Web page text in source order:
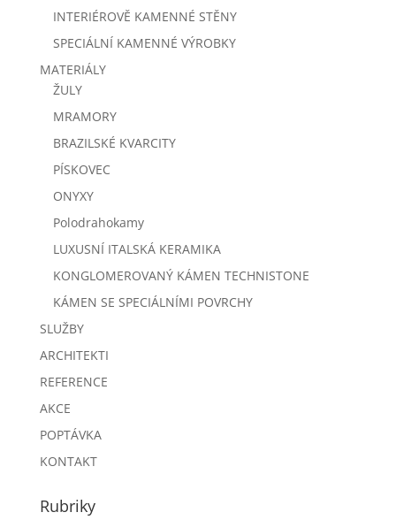
INTERIÉROVĚ KAMENNÉ STĚNY
SPECIÁLNÍ KAMENNÉ VÝROBKY
MATERIÁLY
ŽULY
MRAMORY
BRAZILSKÉ KVARCITY
PÍSKOVEC
ONYXY
Polodrahokamy
LUXUSNÍ ITALSKÁ KERAMIKA
KONGLOMEROVANÝ KÁMEN TECHNISTONE
KÁMEN SE SPECIÁLNÍMI POVRCHY
SLUŽBY
ARCHITEKTI
REFERENCE
AKCE
POPTÁVKA
KONTAKT
Rubriky